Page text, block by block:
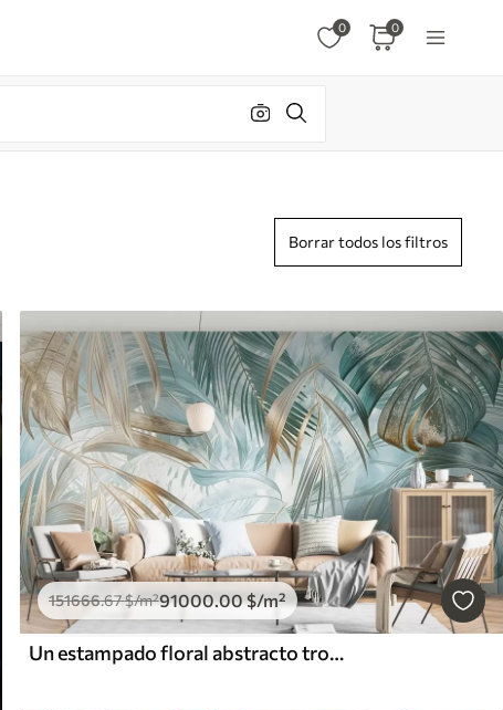
0 0
Borrar todos los filtros
151666.67$/m²91000.00$/m²
Un estampado floral abstracto tropical con grandes hojas de palmera en tonos azules y beige crea un ambiente exuberante